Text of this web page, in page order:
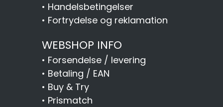
• Handelsbetingelser
• Fortrydelse og reklamation
WEBSHOP INFO
• Forsendelse / levering
• Betaling / EAN
• Buy & Try
• Prismatch